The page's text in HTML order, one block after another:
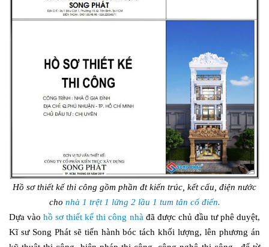
Hồ sơ thiết kế thi công gồm phần đt kiến trúc, kết cấu, điện nước
cho nhà 1 trệt 1 lửng 2 lầu 1 tum tân cổ điển.
Dựa vàohồ sơ thiết kế thi công nhàđã được chủ đầu tư phê duyệt,
Kĩ sư Song Phát sẽ tiến hành bóc tách khối lượng, lên phương án